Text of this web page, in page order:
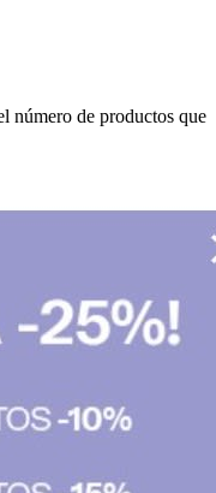
número de productos que